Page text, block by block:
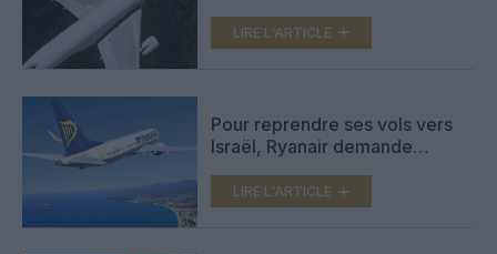
LIRE L'ARTICLE
Pour reprendre ses vols vers
Israël, Ryanair demande
AvivLIRE L'ARTICLE